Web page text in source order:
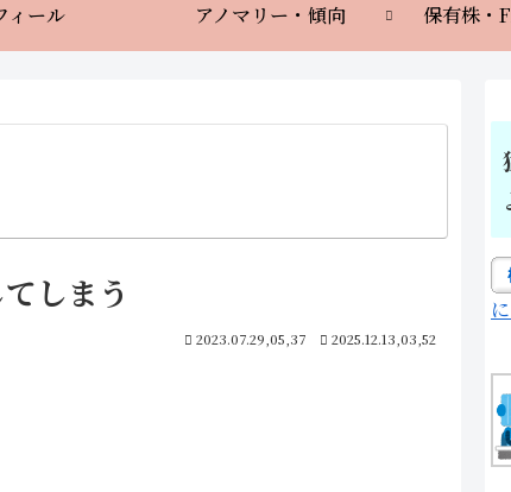
ィール アノマリー・傾向 保有株・
しまう
2023.07.29,05,37 2025.12.13,03,52